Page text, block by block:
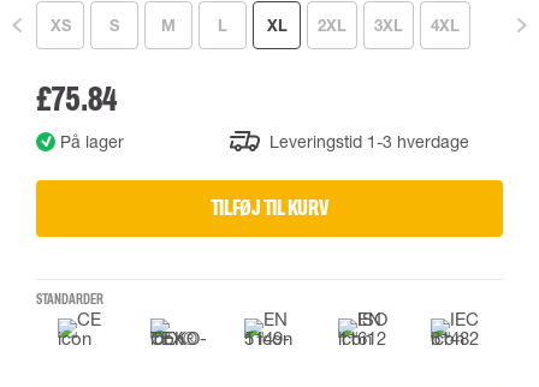
XS S M L XL 2XL 3XL 4XL
£75.84
På lager Leveringstid 1-3 hverdage
TILFØJ TIL KURV
STANDARDER